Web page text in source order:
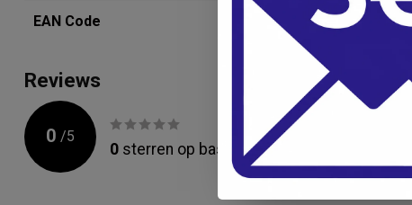
EAN Code 4053083006588
Reviews
0 /5
0 sterren op basis van0